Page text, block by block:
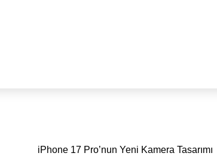
iPhone 17 Pro’nun Yeni Kamera Tasarımı